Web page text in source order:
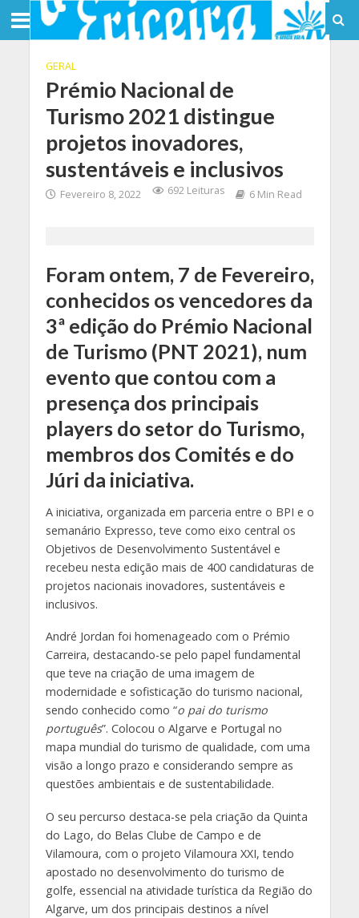
GERAL
Prémio Nacional de
Turismo 2021 distingue
projetos inovadores,
sustentáveis e inclusivos
Fevereiro 8, 2022 692 Leituras 6 Min Read
Foram ontem, 7 de Fevereiro,
conhecidos os vencedores da
3ª edição do Prémio Nacional
de Turismo (PNT 2021), num
evento que contou com a
presença dos principais
players do setor do Turismo,
membros dos Comités e do
Júri da iniciativa.
A iniciativa, organizada em parceria entre o BPI e o
semanário Expresso, teve como eixo central os
Objetivos de Desenvolvimento Sustentável e
recebeu nesta edição mais de 400 candidaturas de
projetos nacionais inovadores, sustentáveis e
inclusivos.
André Jordan foi homenageado com o Prémio
Carreira, destacando-se pelo papel fundamental
que teve na criação de uma imagem de
modernidade e sofisticação do turismo nacional,
sendo conhecido como “o pai do turismo
português”. Colocou o Algarve e Portugal no
mapa mundial do turismo de qualidade, com uma
visão a longo prazo e considerando sempre as
questões ambientais e de sustentabilidade.
O seu percurso destaca-se pela criação da Quinta
do Lago, do Belas Clube de Campo e de
Vilamoura, com o projeto Vilamoura XXI, tendo
apostado no desenvolvimento do turismo de
golfe, essencial na atividade turística da Região do
Algarve, um dos principais destinos a nível